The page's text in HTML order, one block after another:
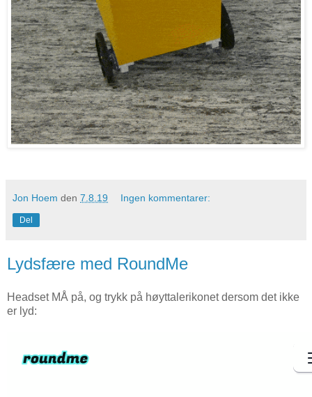
Jon Hoem den 7.8.19 Ingen kommentarer:
Del
Lydsfære med RoundMe
Headset MÅ på, og trykk på høyttalerikonet dersom det ikke
er lyd: